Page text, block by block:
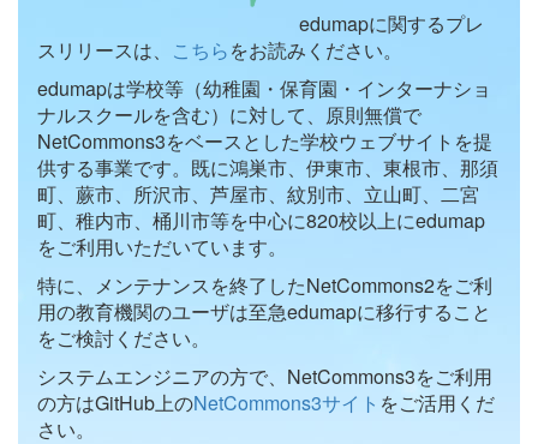
edumapに関するプレ
スリリースは、 こちらをお読みください。
edumapは学校等（幼稚園・保育園・インターナショ
ナルスクールを含む）に対して、原則無償で
NetCommons3をベースとした学校ウェブサイトを提
供する事業です。既に鴻巣市、伊東市、東根市、那須
町、蕨市、所沢市、芦屋市、紋別市、立山町、二宮
町、稚内市、桶川市等を中心に820校以上にedumap
をご利用いただいています。
特に、メンテナンスを終了したNetCommons2をご利
用の教育機関のユーザは至急edumapに移行すること
をご検討ください。
システムエンジニアの方で、NetCommons3をご利用
の方はGitHub上のNetCommons3サイト をご活用くだ
さい。